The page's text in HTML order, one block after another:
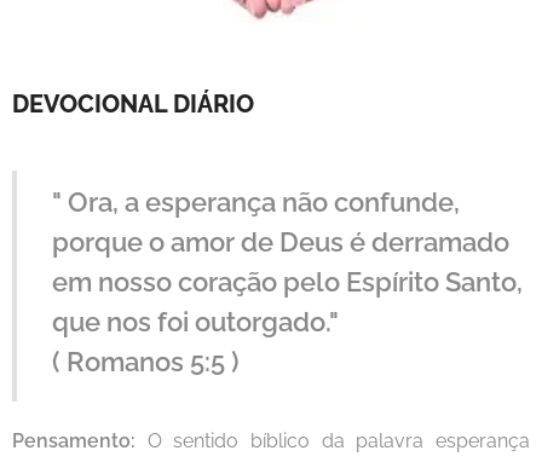
DEVOCIONAL DIÁRIO
" Ora, a esperança não confunde,
porque o amor de Deus é derramado
em nosso coração pelo Espírito Santo,
que nos foi outorgado."
( Romanos 5:5 )
Pensamento: O sentido bíblico da palavra esperança